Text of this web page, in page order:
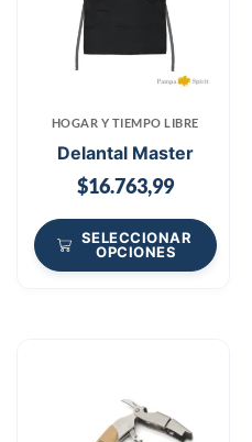
HOGAR Y TIEMPO LIBRE
Delantal Master
$16.763,99
SELECCIONAR
OPCIONES